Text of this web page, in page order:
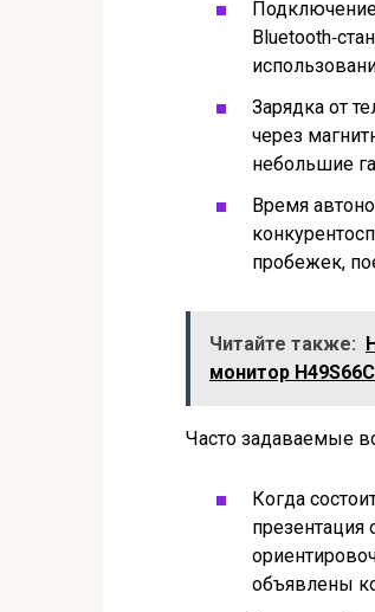
Зарядка от
через
небольшие
Время
пробежек,
Читайте также:
монитор
Часто задаваемые
Когда
презентация
объявлены